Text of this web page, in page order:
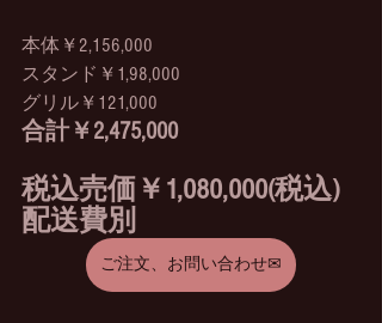
本体￥2,156,000
スタンド￥1,98,000
グリル￥121,000
合計￥2,475,000
税込売価￥1,080,000(税込)
配送費別
ご注文、お問い合わせ✉